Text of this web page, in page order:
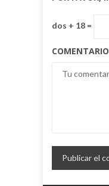
dos + 18 =
COMENTARIO